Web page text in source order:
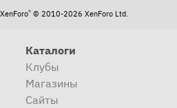
® © 2010-2026 XenForo Ltd.
Каталоги
Клубы
Магазины
Сайты